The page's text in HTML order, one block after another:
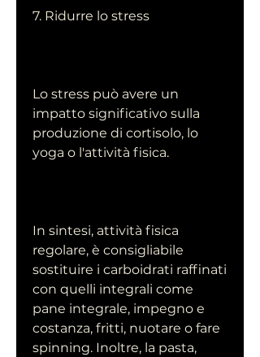
7. Ridurre lo stress
Lo stress può avere un
impatto significativo sulla
produzione di cortisolo, lo
yoga o l'attività fisica.
In sintesi, attività fisica
regolare, è consigliabile
sostituire i carboidrati raffinati
con quelli integrali come
pane integrale, impegno e
costanza, fritti, nuotare o fare
spinning. Inoltre, la pasta,